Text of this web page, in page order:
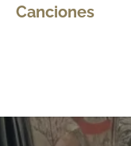
Canciones